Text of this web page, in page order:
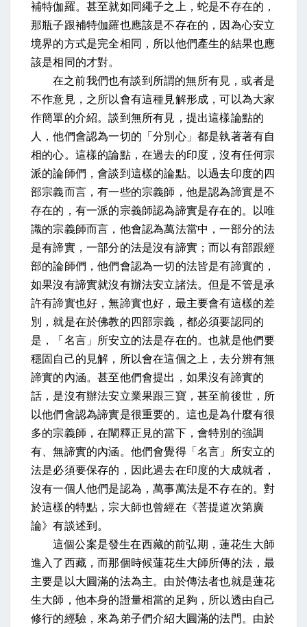
補特伽羅。甚至就如同繩子之上，蛇是不存在的，
那瓶子跟補特伽羅也應該是不存在的，因為心安立
境界的方式是完全相同，所以他們產生的結果也應
該是相同的才對。
在之前我們也有談到所謂的無所有見，或者是
不作意見，之所以會有這種見解形成，可以為大家
作簡單的介紹。談到無所有見，提出這樣論點的
人，他們會認為一切的「分別心」都是執著著有自
相的心。這樣的論點，在過去的印度，沒有任何宗
派的論師們，會談到這樣的論點。以過去印度的四
部宗義而言，有一些的宗義師，他是認為諦實是不
存在的，有一派的宗義師認為諦實是存在的。以唯
識的宗義師而言，他會認為萬法當中，一部分的法
是有諦實，一部分的法是沒有諦實；而以有部跟經
部的論師們，他們會認為一切的法皆是有諦實的，
如果沒有諦實就沒有辦法安立諸法。但是不管是承
許有諦實也好，無諦實也好，最主要會有這樣的差
別，就是在於佛教的四部宗義，都必須要認同的
是，「名言」所安立的法是存在的。也就是他們要
穩固自己的見解，所以會在這個之上，去分辨有無
諦實的內涵。甚至他們會提出，如果沒有諦實的
話，是沒有辦法安立業果跟三寶，甚至前後世，所
以他們會認為諦實是很重要的。這也是為什麼有很
多的宗義師，在闡釋正見的當下，會特別的強調
有、無諦實的內涵。他們會覺得「名言」所安立的
法是必須要保存的，因此過去在印度的大成就者，
沒有一個人他們是認為，萬事萬法是不存在的。對
於這樣的特點，宗大師也曾經在《菩提道次第廣
論》有談述到。
這個公案是發生在西藏的前弘期，蓮花生大師
進入了西藏，而那個時候蓮花生大師所傳的法，最
主要是以大圓滿的法為主。由於傳法者也就是蓮花
生大師，他本身的證量相當的足夠，所以透由自己
修行的經驗，來為弟子們介紹大圓滿的法門。由於